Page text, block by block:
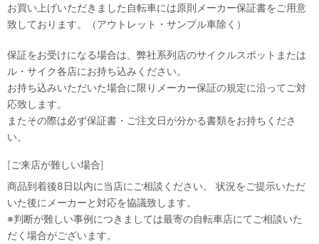
お買い上げいただきました自転車には原則メーカー保証書をご用意
致しております。（アウトレット・サンプル車除く）
保証をお受けになる場合は、弊社系列店のサイクルスポットまたは
ル・サイク各店にお持ち込みください。
お持ち込みいただいた場合に限りメーカー保証の規定に沿ってご対
応致します。
またその際は必ず保証書・ご注文日が分かる書類をお持ちくださ
い。
[ご来店が難しい場合]
商品到着後8日以内に当店にご相談ください。 状況をご提示いただ
いた後にメーカーと対応を協議致します。
※判断が難しい事例につきましては最寄の自転車店にてご相談いた
だく場合がございます。